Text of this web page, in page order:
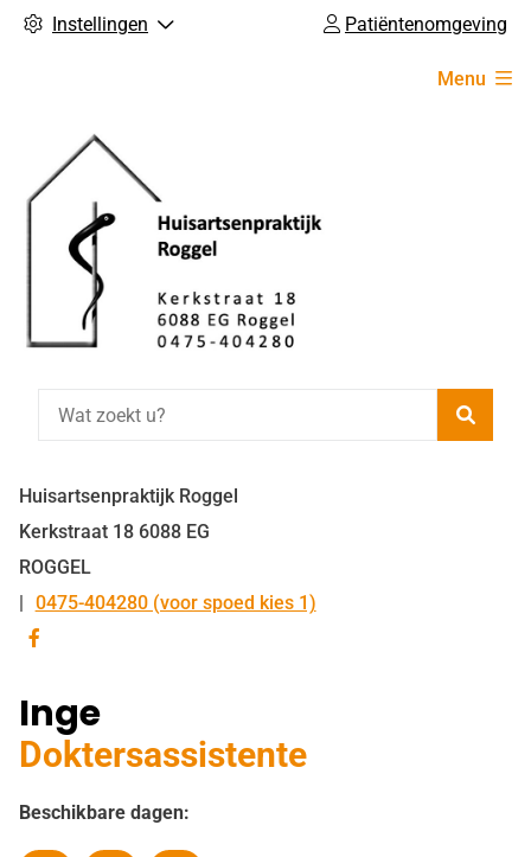
Instellingen Patiëntenomgeving
Menu
Huisartsenpraktijk Roggel
Kerkstraat 18 6088 EG
ROGGEL
Tel:
0475-404280 (voor spoed kies 1)
facebook
pagina
Inge
Doktersassistente
Beschikbare dagen: